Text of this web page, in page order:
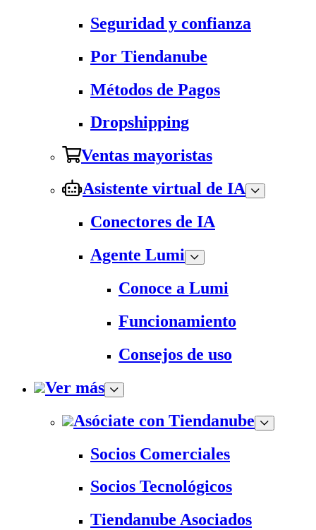
Seguridad y confianza
Por Tiendanube
Métodos de Pagos
Dropshipping
Ventas mayoristas
Asistente virtual de IA
Conectores de IA
Agente Lumi
Conoce a Lumi
Funcionamiento
Consejos de uso
Ver más
Asóciate con Tiendanube
Socios Comerciales
Socios Tecnológicos
Tiendanube Asociados